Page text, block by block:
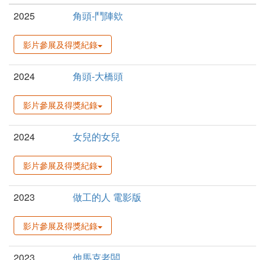
2025
角頭-鬥陣欸
影片參展及得獎紀錄
2024 角頭-大橋頭
影片參展及得獎紀錄
2024 女兒的女兒
影片參展及得獎紀錄
2023 做工的人 電影版
影片參展及得獎紀錄